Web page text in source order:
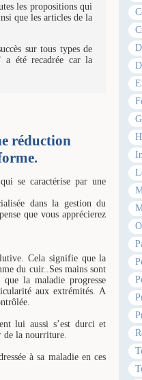
les propositions qui
que les articles de la
sur tous types de
a été recadrée car la
réduction
se caractérise par une
dans la gestion du
que vous apprécierez
Cela signifie que la
du cuir..Ses mains sont
la maladie progresse
aux extrémités. A
lui aussi s’est durci et
de la nourriture.
à sa maladie en ces